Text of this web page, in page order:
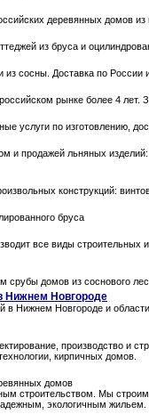
деревянных домов
из бруса и
из сосны. Доставка по
рынке более 4 лет.
услуги по изготовлению,
и продажей льняных
конструкций:
бруса
все виды строительных
срубы домов из соснового
Нижнем Новгороде
в Нижнем Новгороде и
производство и
кирпичных домов.
домов
строительством. Мы
экологичным жильем.